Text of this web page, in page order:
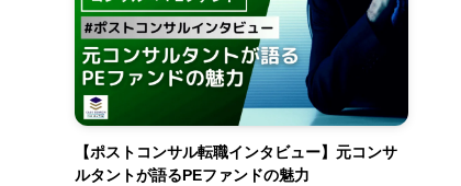
【ポストコンサル転職インタビュー】元コンサ
ルタントが語るPEファンドの魅力